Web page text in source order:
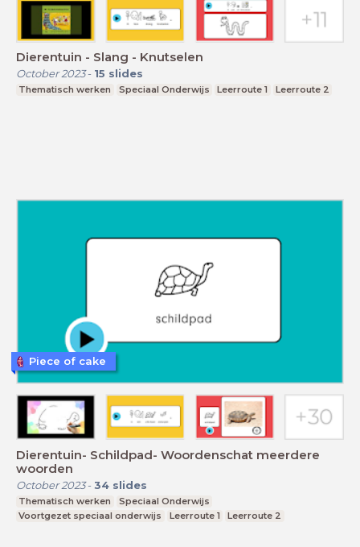
Dierentuin - Slang - Knutselen
October 2023- 15 slides
Thematisch werken Speciaal Onderwijs Leerroute 1 Leerroute 2
Dierentuin- Schildpad- Woordenschat meerdere
woorden
October 2023- 34 slides
Thematisch werken
Speciaal Onderwijs
Voortgezet speciaal onderwijs
Leerroute 1 Leerroute 2
Piece of cake